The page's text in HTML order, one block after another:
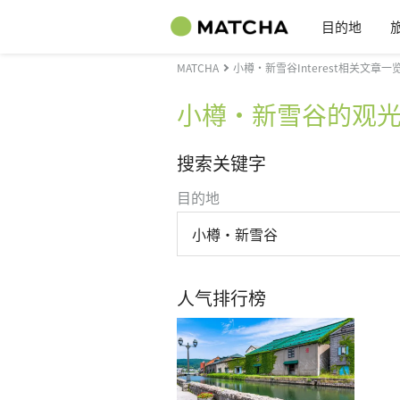
目的地
MATCHA 小樽・新雪谷Interest相关文章一
小樽・新雪谷的观
搜索关键字
目的地
小樽・新雪谷
人气排行榜